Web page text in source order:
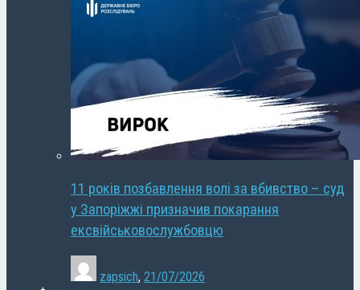
11 років позбавлення волі за вбивство – суд
у Запоріжжі призначив покарання
ексвійськовослужбовцю
zapsich, 21/07/2026